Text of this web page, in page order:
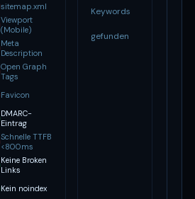
sitemap.xml
Viewport
(Mobile)
Meta
Description
Open Graph
Tags
Favicon
DMARC-
Eintrag
Schnelle TTFB
<800ms
Keine Broken
Links
Kein noindex
Keywords
gefunden